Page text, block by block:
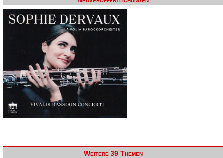
Weitere 39 Themen